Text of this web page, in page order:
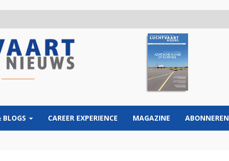
CAREER EXPERIENCE MAGAZINE ABONNEREN